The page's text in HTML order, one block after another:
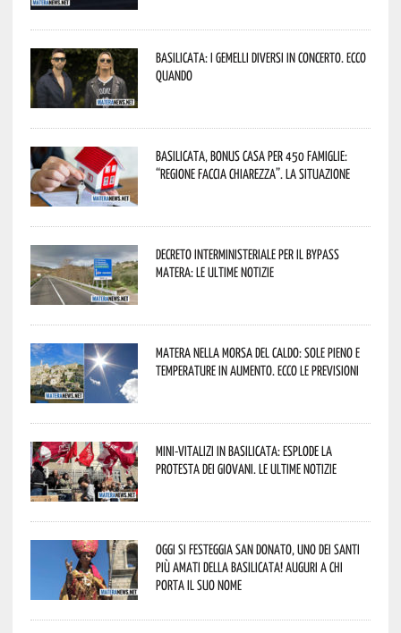
Basilicata: i Gemelli DiVersi in concerto. Ecco
quando
Basilicata, Bonus casa per 450 famiglie:
“Regione faccia chiarezza”. La situazione
Decreto interministeriale per il Bypass
Matera: le ultime notizie
Matera nella morsa del caldo: sole pieno e
temperature in aumento. Ecco le previsioni
Mini-vitalizi in Basilicata: esplode la
protesta dei giovani. Le ultime notizie
Oggi si festeggia San Donato, uno dei Santi
più amati della Basilicata! Auguri a chi
porta il suo nome